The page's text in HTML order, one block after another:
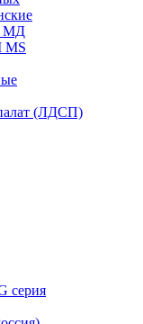
МД
MS
(ЛДСП)
серия